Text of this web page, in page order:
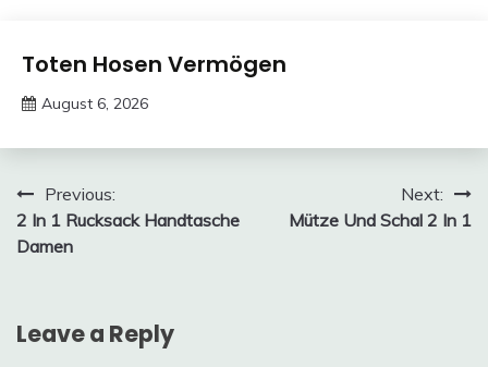
Trends
Toten Hosen Vermögen
August 6, 2026
Meme
Post
navigation
Previous:
2 In 1 Rucksack Handtasche
Damen
Next:
Mütze Und Schal 2 In 1
Leave a Reply